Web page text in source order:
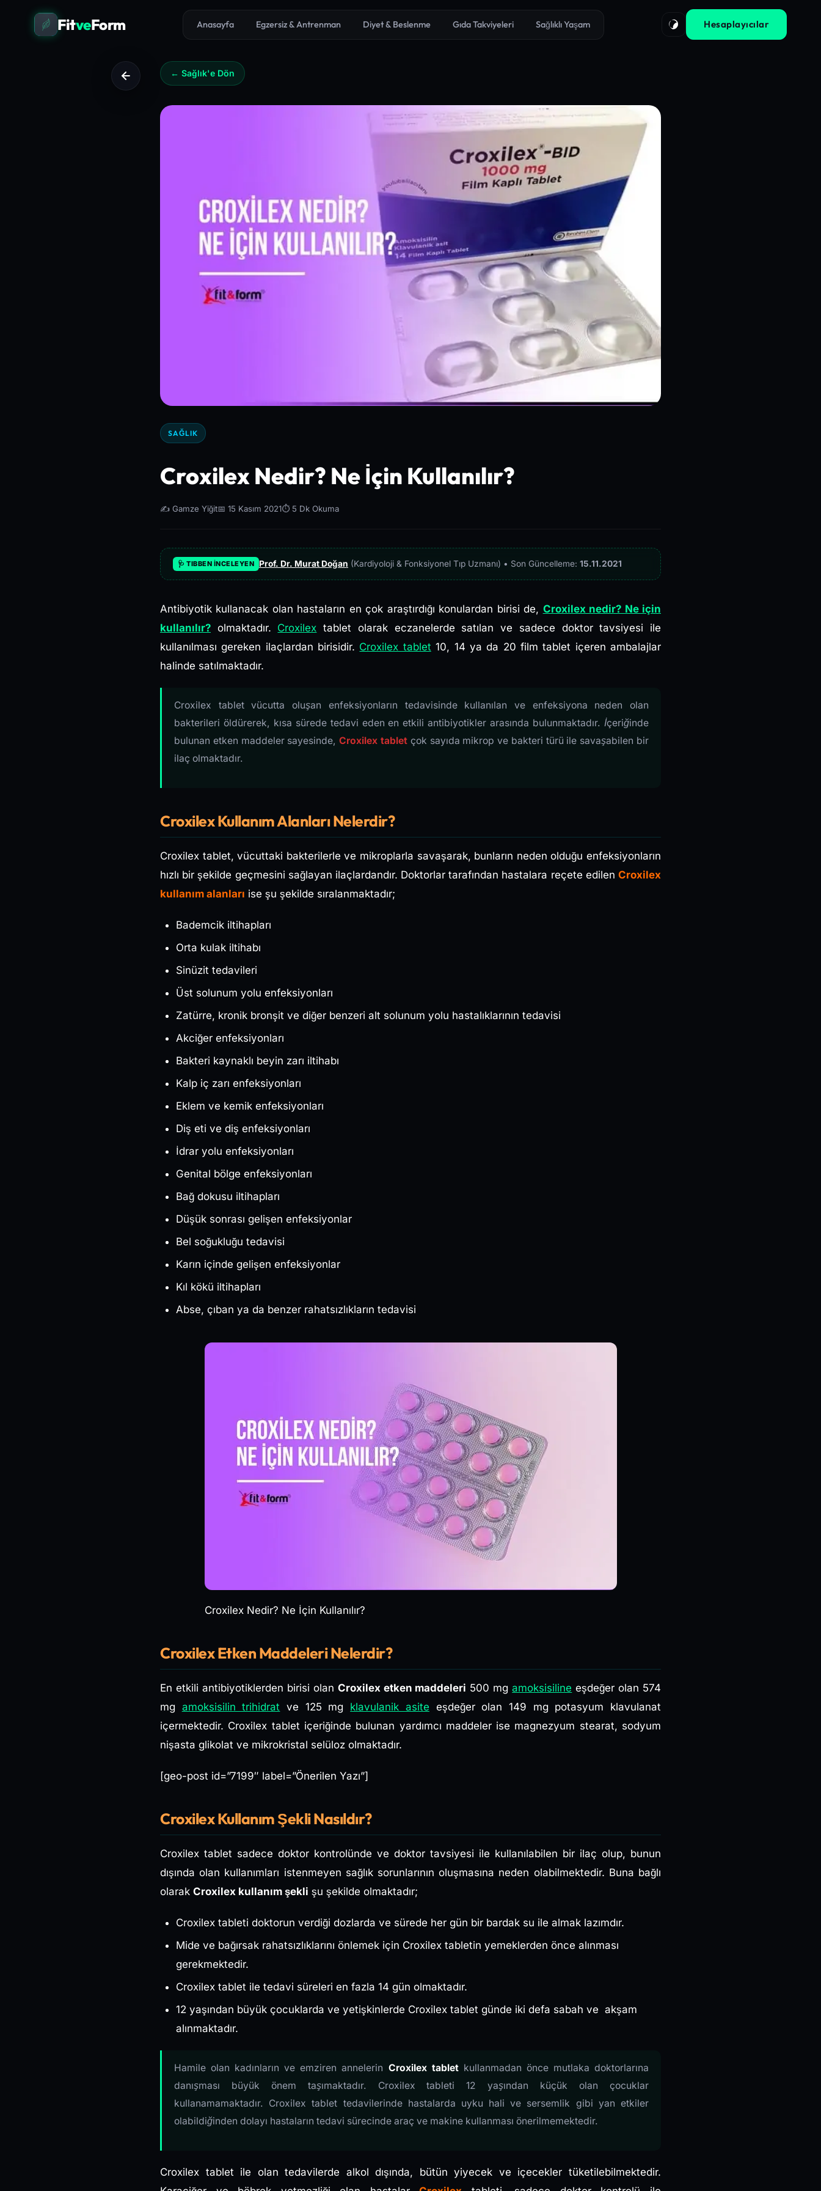
FitveForm Anasayfa Egzersiz & Antrenman Diyet & Beslenme Gıda Takviyeleri Sağlıklı Yaşam Hesaplayıcılar
← Sağlık'e Dön
SAĞLIK
Croxilex Nedir? Ne İçin Kullanılır?
✍️ Gamze Yiğit📅 15 Kasım 2021⏱️ 5 Dk Okuma
🩺 TIBBEN İNCELEYEN Prof. Dr. Murat Doğan (Kardiyoloji & Fonksiyonel Tıp Uzmanı) • Son Güncelleme: 15.11.2021
Antibiyotik kullanacak olan hastaların en çok araştırdığı konulardan birisi de, Croxilex nedir? Ne için
kullanılır? olmaktadır. Croxilex tablet olarak eczanelerde satılan ve sadece doktor tavsiyesi ile
kullanılması gereken ilaçlardan birisidir. Croxilex tablet 10, 14 ya da 20 film tablet içeren ambalajlar
halinde satılmaktadır.
Croxilex tablet vücutta oluşan enfeksiyonların tedavisinde kullanılan ve enfeksiyona neden olan
bakterileri öldürerek, kısa sürede tedavi eden en etkili antibiyotikler arasında bulunmaktadır. İçeriğinde
bulunan etken maddeler sayesinde,Croxilex tabletçok sayıda mikrop ve bakteri türü ile savaşabilen bir
ilaç olmaktadır.
Croxilex Kullanım Alanları Nelerdir?
Croxilex tablet, vücuttaki bakterilerle ve mikroplarla savaşarak, bunların neden olduğu enfeksiyonların
hızlı bir şekilde geçmesini sağlayan ilaçlardandır. Doktorlar tarafından hastalara reçete edilen Croxilex
kullanım alanları ise şu şekilde sıralanmaktadır;
Bademcik iltihapları
Orta kulak iltihabı
Sinüzit tedavileri
Üst solunum yolu enfeksiyonları
Zatürre, kronik bronşit ve diğer benzeri alt solunum yolu hastalıklarının tedavisi
Akciğer enfeksiyonları
Bakteri kaynaklı beyin zarı iltihabı
Kalp iç zarı enfeksiyonları
Eklem ve kemik enfeksiyonları
Diş eti ve diş enfeksiyonları
İdrar yolu enfeksiyonları
Genital bölge enfeksiyonları
Bağ dokusu iltihapları
Düşük sonrası gelişen enfeksiyonlar
Bel soğukluğu tedavisi
Karın içinde gelişen enfeksiyonlar
Kıl kökü iltihapları
Abse, çıban ya da benzer rahatsızlıkların tedavisi
Croxilex Nedir? Ne İçin Kullanılır?
Croxilex Etken Maddeleri Nelerdir?
En etkili antibiyotiklerden birisi olan Croxilex etken maddeleri 500 mgamoksisiline eşdeğer olan 574
mg amoksisilin trihidrat ve 125 mg klavulanik asite eşdeğer olan 149 mg potasyum klavulanat
içermektedir. Croxilex tablet içeriğinde bulunan yardımcı maddeler ise magnezyum stearat, sodyum
nişasta glikolat ve mikrokristal selüloz olmaktadır.
[geo-post id=”7199″ label=”Önerilen Yazı”]
Croxilex Kullanım Şekli Nasıldır?
Croxilex tablet sadece doktor kontrolünde ve doktor tavsiyesi ile kullanılabilen bir ilaç olup, bunun
dışında olan kullanımları istenmeyen sağlık sorunlarının oluşmasına neden olabilmektedir. Buna bağlı
olarak Croxilex kullanım şekli şu şekilde olmaktadır;
Croxilex tableti doktorun verdiği dozlarda ve sürede her gün bir bardak su ile almak lazımdır.
Mide ve bağırsak rahatsızlıklarını önlemek için Croxilex tabletin yemeklerden önce alınması
gerekmektedir.
Croxilex tablet ile tedavi süreleri en fazla 14 gün olmaktadır.
12 yaşından büyük çocuklarda ve yetişkinlerde Croxilex tablet günde iki defa sabah ve akşam
alınmaktadır.
Hamile olan kadınların ve emziren annelerin Croxilex tabletkullanmadan önce mutlaka doktorlarına
danışması büyük önem taşımaktadır. Croxilex tableti 12 yaşından küçük olan çocuklar
kullanamamaktadır. Croxilex tablet tedavilerinde hastalarda uyku hali ve sersemlik gibi yan etkiler
olabildiğinden dolayı hastaların tedavi sürecinde araç ve makine kullanması önerilmemektedir.
Croxilex tablet ile olan tedavilerde alkol dışında, bütün yiyecek ve içecekler tüketilebilmektedir.